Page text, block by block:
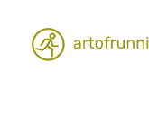
Skip
to
Skip
to